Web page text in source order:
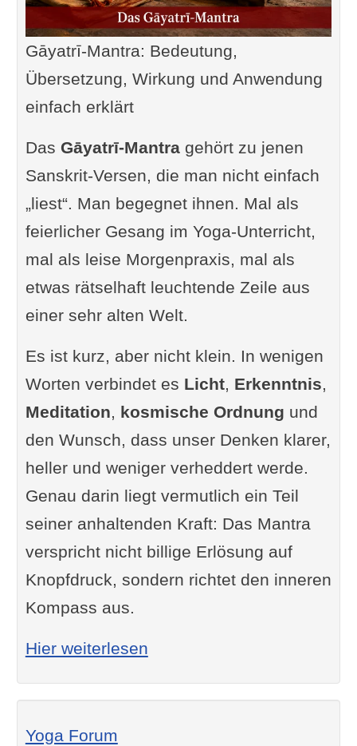
Gāyatrī-Mantra: Bedeutung,
Übersetzung, Wirkung und Anwendung
einfach erklärt
Das Gāyatrī-Mantragehört zu jenen
Sanskrit-Versen, die man nicht einfach
„liest“. Man begegnet ihnen. Mal als
feierlicher Gesang im Yoga-Unterricht,
mal als leise Morgenpraxis, mal als
etwas rätselhaft leuchtende Zeile aus
einer sehr alten Welt.
Es ist kurz, aber nicht klein. In wenigen
Worten verbindet es Licht, Erkenntnis,
Meditation, kosmische Ordnung und
den Wunsch, dass unser Denken klarer,
heller und weniger verheddert werde.
Genau darin liegt vermutlich ein Teil
seiner anhaltenden Kraft: Das Mantra
verspricht nicht billige Erlösung auf
Knopfdruck, sondern richtet den inneren
Kompass aus.
Hier weiterlesen: Gāyatrī-Mantra:
Yoga Forum